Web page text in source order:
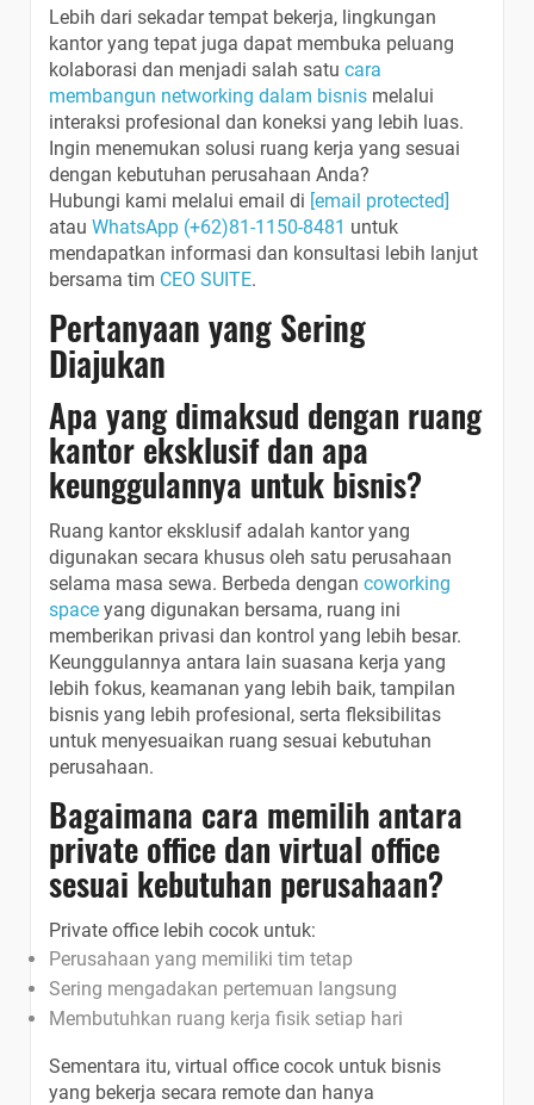
Lebih dari sekadar tempat bekerja, lingkungan
kantor yang tepat juga dapat membuka peluang
kolaborasi dan menjadi salah satu cara
membangun networking dalam bisnis melalui
interaksi profesional dan koneksi yang lebih luas.
Ingin menemukan solusi ruang kerja yang sesuai
dengan kebutuhan perusahaan Anda?
Hubungi kami melalui email di [email protected]
atau WhatsApp (+62)81-1150-8481 untuk
mendapatkan informasi dan konsultasi lebih lanjut
bersama tim CEO SUITE.
Pertanyaan yang Sering
Diajukan
Apa yang dimaksud dengan ruang
kantor eksklusif dan apa
keunggulannya untuk bisnis?
Ruang kantor eksklusif adalah kantor yang
digunakan secara khusus oleh satu perusahaan
selama masa sewa. Berbeda dengan coworking
space yang digunakan bersama, ruang ini
memberikan privasi dan kontrol yang lebih besar.
Keunggulannya antara lain suasana kerja yang
lebih fokus, keamanan yang lebih baik, tampilan
bisnis yang lebih profesional, serta fleksibilitas
untuk menyesuaikan ruang sesuai kebutuhan
perusahaan.
Bagaimana cara memilih antara
private office dan virtual office
sesuai kebutuhan perusahaan?
Private office lebih cocok untuk:
Perusahaan yang memiliki tim tetap
Sering mengadakan pertemuan langsung
Membutuhkan ruang kerja fisik setiap hari
Sementara itu, virtual office cocok untuk bisnis
yang bekerja secara remote dan hanya